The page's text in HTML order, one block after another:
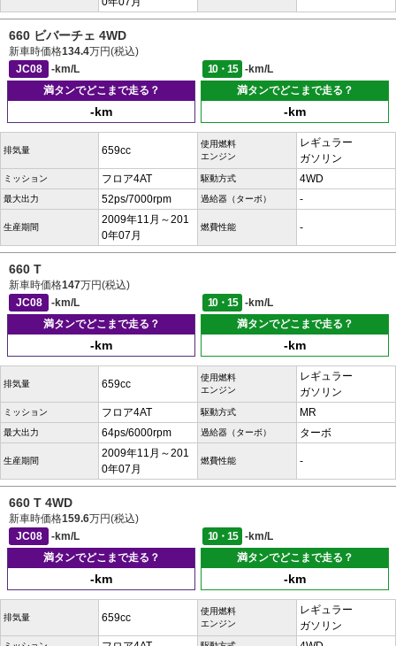
660 ビバーチェ 4WD
新車時価格134.4万円(税込)
JC08
-km/L 10・15
-km/L
満タンでどこまで走る？
-km
満タンでどこまで走る？
-km
排気量 659cc
使用燃料
エンジン
レギュラー
ガソリン
ミッション フロア4AT 駆動方式 4WD
最大出力 52ps/7000rpm 過給器（ターボ） -
生産期間
2009年11月～201
0年07月
燃費性能 -
660 T
新車時価格147万円(税込)
JC08
-km/L 10・15
-km/L
満タンでどこまで走る？
-km
満タンでどこまで走る？
-km
排気量 659cc
使用燃料
エンジン
レギュラー
ガソリン
ミッション フロア4AT 駆動方式 MR
最大出力 64ps/6000rpm 過給器（ターボ） ターボ
生産期間
2009年11月～201
0年07月
燃費性能 -
660 T 4WD
新車時価格159.6万円(税込)
JC08
-km/L 10・15
-km/L
満タンでどこまで走る？
-km
満タンでどこまで走る？
-km
排気量 659cc
使用燃料
エンジン
レギュラー
ガソリン